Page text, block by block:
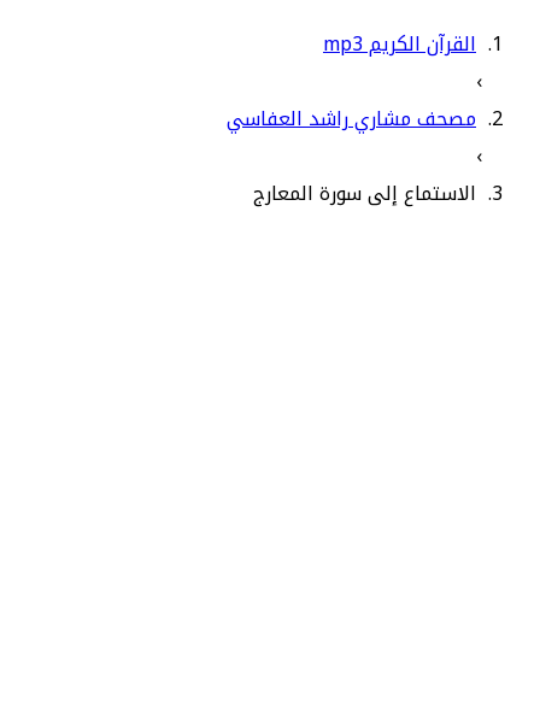
القرآن الكريم mp3
›
مصحف مشاري راشد العفاسي
›
الاستماع إلى سورة المعارج